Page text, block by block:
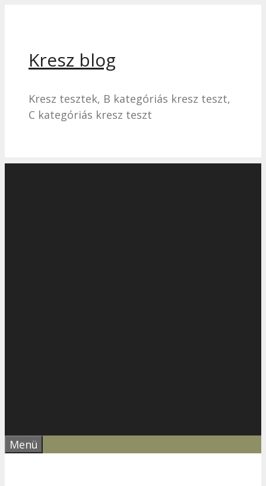
Kresz blog
Kresz tesztek, B kategóriás kresz teszt,
C kategóriás kresz teszt
Menü